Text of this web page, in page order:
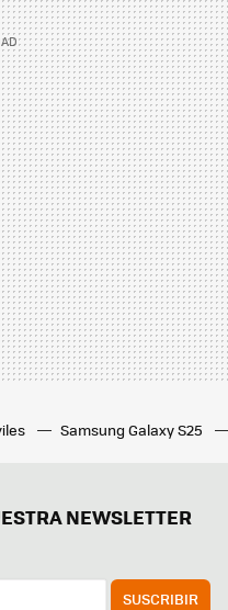
Samsung Galaxy S25
NEWSLETTER
SUSCRIBIR